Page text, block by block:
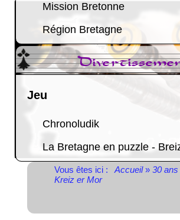
Mission Bretonne
Région Bretagne
Jeu
Chronoludik
La Bretagne en puzzle -
Vous êtes ici : Accueil» 30 ans
Kreiz er Mor